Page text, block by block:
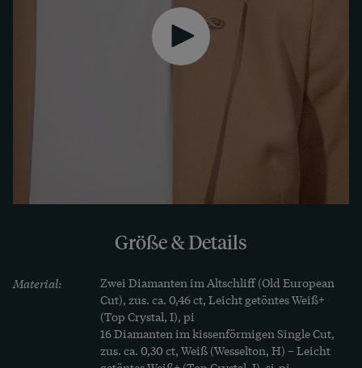
großer Diamant im Altschliff von ca. 0,46 ct, der
wie eine glitzernde Blüte erscheint. 17 weitere
Diamanten begleiten ihn. Ihr Schliff ist weitaus
älter als das Schmuckstück selbst: Sie haben hier
Jahren des 20. Jahrhunderts und kam aus
Größe & Details
Material:
Zwei Diamanten im Altschliff (Old European
Cut), zus. ca. 0,46 ct, Leicht getöntes Weiß+
(Top Crystal, I), pi
16 Diamanten im kissenförmigen Single Cut,
zus. ca. 0,30 ct, Weiß (Wesselton, H) – Leicht